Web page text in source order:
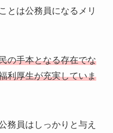
とは公務員になるメリ
の手本となる存在でな
利厚生が充実していま
務員はしっかりと与え